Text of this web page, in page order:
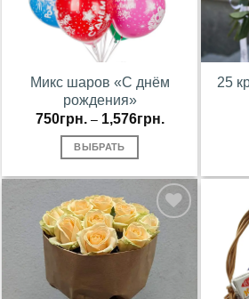
Микс шаров «С днём
рождения»
750грн.– 1,576грн.
ВЫБРАТЬ
25
В
избранное